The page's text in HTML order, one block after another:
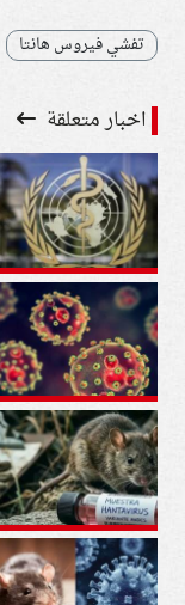
تفشي فيروس هانتا
اخبار متعلقة